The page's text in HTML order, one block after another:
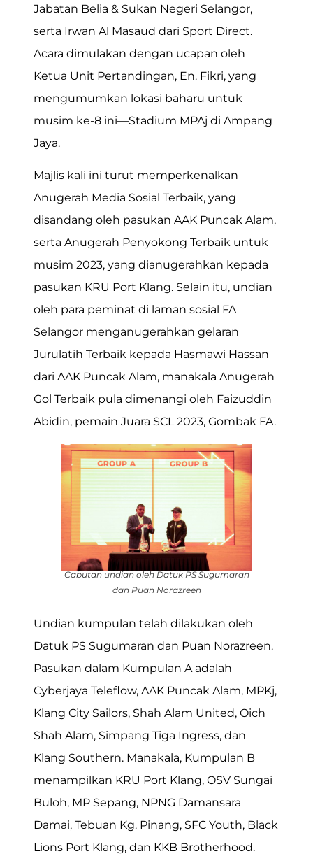
Jabatan Belia & Sukan Negeri Selangor,
serta Irwan Al Masaud dari Sport Direct.
Acara dimulakan dengan ucapan oleh
Ketua Unit Pertandingan, En. Fikri, yang
mengumumkan lokasi baharu untuk
musim ke-8 ini—Stadium MPAj di Ampang
Jaya.
Majlis kali ini turut memperkenalkan
Anugerah Media Sosial Terbaik, yang
disandang oleh pasukan AAK Puncak Alam,
serta Anugerah Penyokong Terbaik untuk
musim 2023, yang dianugerahkan kepada
pasukan KRU Port Klang. Selain itu, undian
oleh para peminat di laman sosial FA
Selangor menganugerahkan gelaran
Jurulatih Terbaik kepada Hasmawi Hassan
dari AAK Puncak Alam, manakala Anugerah
Gol Terbaik pula dimenangi oleh Faizuddin
Abidin, pemain Juara SCL 2023, Gombak FA.
Cabutan undian oleh Datuk PS Sugumaran
dan Puan Norazreen
Undian kumpulan telah dilakukan oleh
Datuk PS Sugumaran dan Puan Norazreen.
Pasukan dalam Kumpulan A adalah
Cyberjaya Teleflow, AAK Puncak Alam, MPKj,
Klang City Sailors, Shah Alam United, Oich
Shah Alam, Simpang Tiga Ingress, dan
Klang Southern. Manakala, Kumpulan B
menampilkan KRU Port Klang, OSV Sungai
Buloh, MP Sepang, NPNG Damansara
Damai, Tebuan Kg. Pinang, SFC Youth, Black
Lions Port Klang, dan KKB Brotherhood.